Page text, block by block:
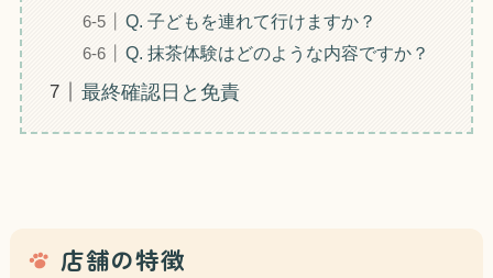
Q. 子どもを連れて行けますか？
Q. 抹茶体験はどのような内容ですか？
最終確認日と免責
店舗の特徴